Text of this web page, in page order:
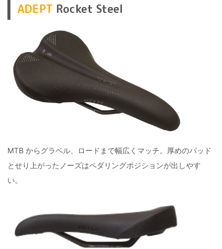
ADEPT Rocket Steel
MTB からグラベル、ロードまで幅広くマッチ。厚めのパッド
とせり上がったノーズはペダリングポジションが出しやす
い。